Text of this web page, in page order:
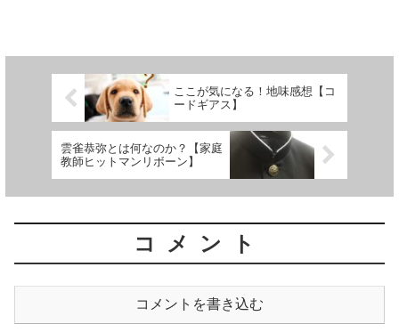
ここが気になる！地味感想【コ
ードギアス】
雲雀恭弥とは何なのか？【家庭
教師ヒットマンリボーン】
コメント
コメントを書き込む